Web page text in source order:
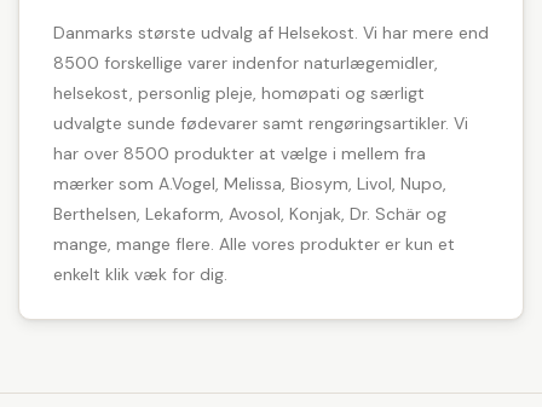
Danmarks største udvalg af Helsekost. Vi har mere end
8500 forskellige varer indenfor naturlægemidler,
helsekost, personlig pleje, homøpati og særligt
udvalgte sunde fødevarer samt rengøringsartikler. Vi
har over 8500 produkter at vælge i mellem fra
mærker som A.Vogel, Melissa, Biosym, Livol, Nupo,
Berthelsen, Lekaform, Avosol, Konjak, Dr. Schär og
mange, mange flere. Alle vores produkter er kun et
enkelt klik væk for dig.